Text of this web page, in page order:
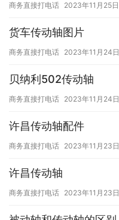
商务直接打电话 2023年11月25日
货车传动轴图片
商务直接打电话 2023年11月24日
贝纳利502传动轴
商务直接打电话 2023年11月24日
许昌传动轴配件
商务直接打电话 2023年11月23日
许昌传动轴
商务直接打电话 2023年11月23日